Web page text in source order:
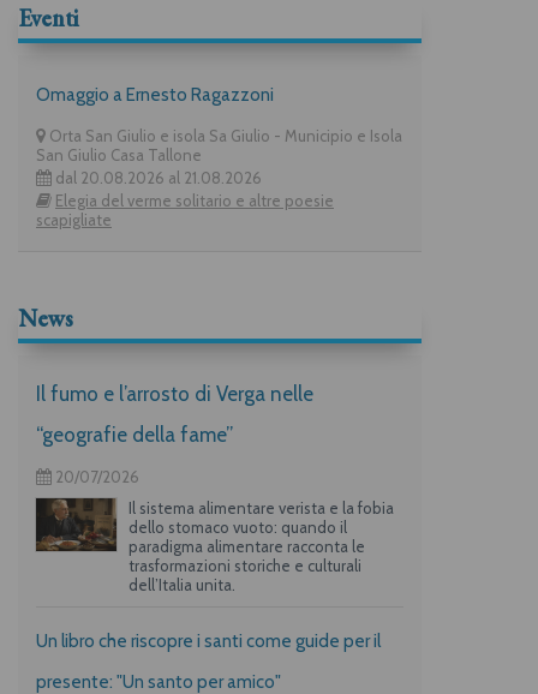
Eventi
Omaggio a Ernesto Ragazzoni
Orta San Giulio e isola Sa Giulio - Municipio e Isola
San Giulio Casa Tallone
dal 20.08.2026 al 21.08.2026
Elegia del verme solitario e altre poesie
scapigliate
News
Il fumo e l’arrosto di Verga nelle
“geografie della fame”
20/07/2026
Il sistema alimentare verista e la fobia
dello stomaco vuoto: quando il
paradigma alimentare racconta le
trasformazioni storiche e culturali
dell’Italia unita.
Un libro che riscopre i santi come guide per il
presente: "Un santo per amico"